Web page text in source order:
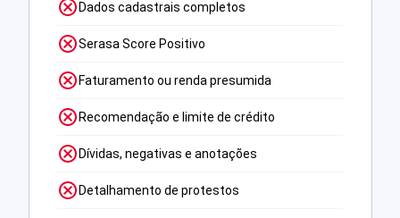
Dados cadastrais completos
Serasa Score Positivo
Faturamento ou renda presumida
Recomendação e limite de crédito
Dívidas, negativas e anotações
Detalhamento de protestos